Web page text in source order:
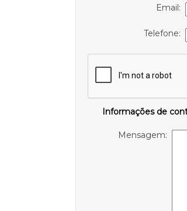
Email:
Telefone:
Informações de
Mensagem: